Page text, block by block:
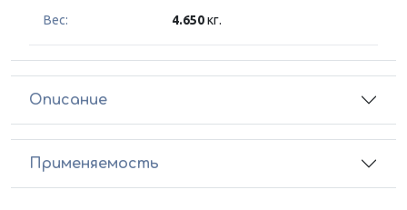
Вес: 4.650кг.
Описание
Применяемость